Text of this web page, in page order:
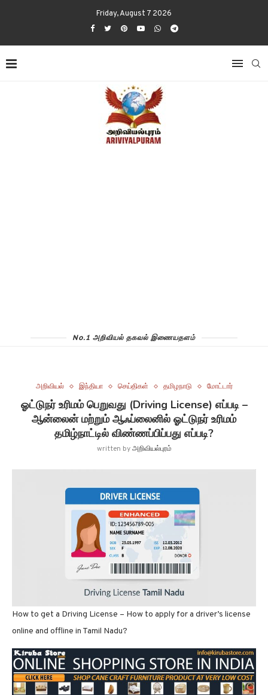
Friday, August 7 2026
No.1 அறிவியல் தகவல் இணையதளம்
அறிவியல் இந்தியா செய்திகள் தமிழநாடு மோட்டார்
ஓட்டுநர் உரிமம் பெறுவது (Driving License) எப்படி –
ஆன்லைன் மற்றும் ஆஃப்லைனில் ஓட்டுநர் உரிமம்
தமிழ்நாட்டில் விண்ணப்பிப்பது எப்படி?
written byஅறிவியல்புரம்
How to get a Driving License – How to apply for a driver’s license
online and offline in Tamil Nadu?